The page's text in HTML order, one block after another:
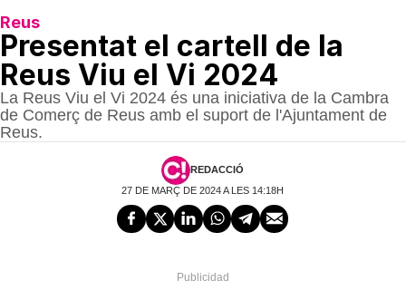
Reus
Presentat el cartell de la
Reus Viu el Vi 2024
La Reus Viu el Vi 2024 és una iniciativa de la Cambra
de Comerç de Reus amb el suport de l'Ajuntament de
Reus.
REDACCIÓ
27 DE MARÇ DE 2024 A LES 14:18H